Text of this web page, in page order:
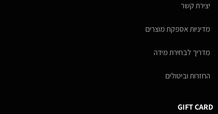
יצירת קשר
מדיניות אספקת מוצרים
מדריך לבחירת מידה
החזרות וביטולים
GIFT CARD